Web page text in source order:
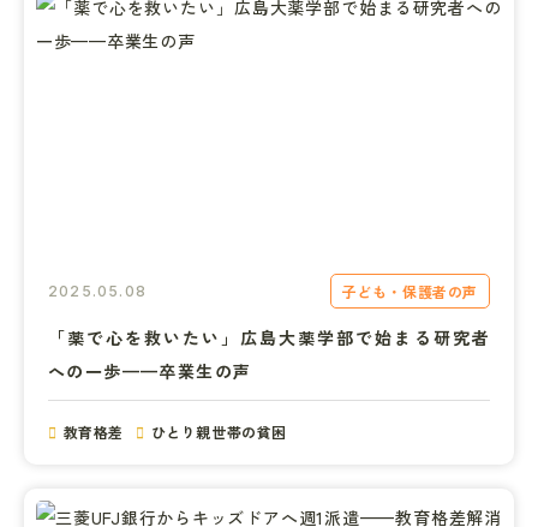
2025.05.08 子ども・保護者の声
「薬で心を救いたい」広島大薬学部で始まる研究者
への一歩——卒業生の声
教育格差 ひとり親世帯の貧困